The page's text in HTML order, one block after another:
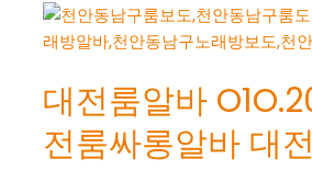
대전룸알바
전룸싸롱알바 대
대
전
알
O1O.2062.3474